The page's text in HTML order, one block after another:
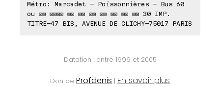
Métro: Marcadet - Poissonnières - Bus 60
ou ⊠⊠ ⊠⊠⊠⊠ ⊠⊠ ⊠⊠ ⊠⊠ ⊠⊠ ⊠⊠ ⊠⊠ ⊠⊠ 30 IMP.
TITRE-47 BIS, AVENUE DE CLICHY-75017 PARIS
Datation : entre 1996 et 2005
Don de Profdenis | En savoir plus